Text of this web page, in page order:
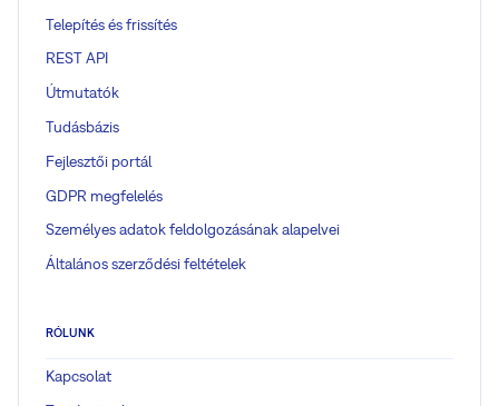
Telepítés és frissítés
REST API
Útmutatók
Tudásbázis
Fejlesztői portál
GDPR megfelelés
Személyes adatok feldolgozásának alapelvei
Általános szerződési feltételek
RÓLUNK
Kapcsolat